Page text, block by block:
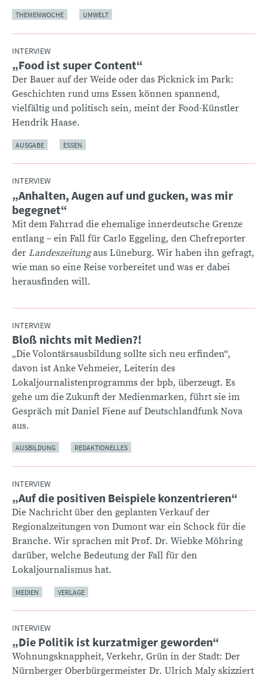
THEMENWOCHE UMWELT
INTERVIEW
:„Food ist super Content“
Der Bauer auf der Weide oder das Picknick im Park:
Geschichten rund ums Essen können spannend,
vielfältig und politisch sein, meint der Food-Künstler
Hendrik Haase.
AUSGABE ESSEN
INTERVIEW
:„Anhalten, Augen auf und gucken, was mir
begegnet“
Mit dem Fahrrad die ehemalige innerdeutsche Grenze
entlang – ein Fall für Carlo Eggeling, den Chefreporter
der Landeszeitungaus Lüneburg. Wir haben ihn gefragt,
wie man so eine Reise vorbereitet und was er dabei
herausfinden will.
INTERVIEW
:Bloß nichts mit Medien?!
„Die Volontärsausbildung sollte sich neu erfinden“,
davon ist Anke Vehmeier, Leiterin des
Lokaljournalistenprogramms der bpb, überzeugt. Es
gehe um die Zukunft der Medienmarken, führt sie im
Gespräch mit Daniel Fiene auf Deutschlandfunk Nova
aus.
AUSBILDUNG REDAKTIONELLES
INTERVIEW
:„Auf die positiven Beispiele konzentrieren“
Die Nachricht über den geplanten Verkauf der
Regionalzeitungen von Dumont war ein Schock für die
Branche. Wir sprachen mit Prof. Dr. Wiebke Möhring
darüber, welche Bedeutung der Fall für den
Lokaljournalismus hat.
MEDIEN VERLAGE
INTERVIEW
:„Die Politik ist kurzatmiger geworden“
Wohnungsknappheit, Verkehr, Grün in der Stadt: Der
Nürnberger Oberbürgermeister Dr. Ulrich Maly skizziert